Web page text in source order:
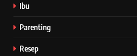
Ibu
Parenting
Resep